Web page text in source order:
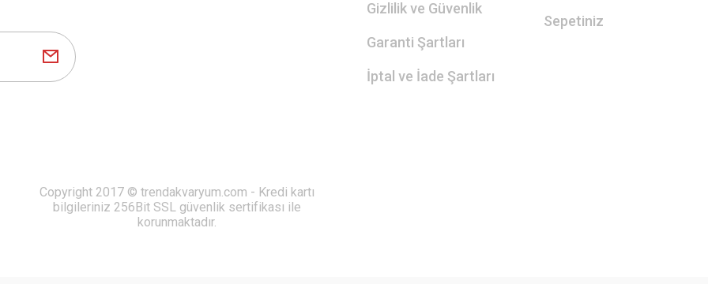
Gizlilik ve Güvenlik
Garanti Şartları
İptal ve İade Şartları
Sepetiniz
Copyright 2017 © trendakvaryum.com - Kredi kartı
bilgileriniz 256Bit SSL güvenlik sertifikası ile
korunmaktadır.